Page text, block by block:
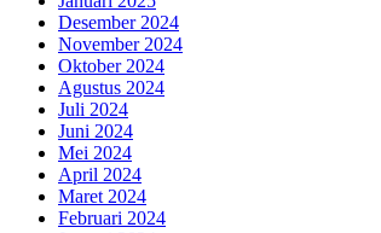
Desember 2024
November 2024
Oktober 2024
Agustus 2024
Juli 2024
Juni 2024
Mei 2024
April 2024
Maret 2024
Februari 2024